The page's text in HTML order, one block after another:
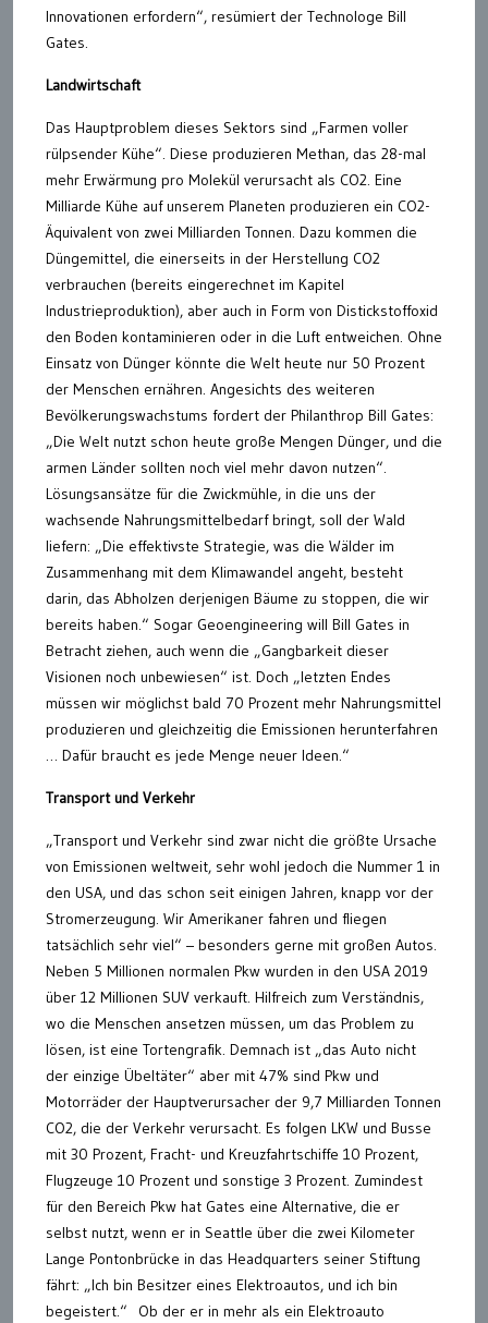
Innovationen erfordern“, resümiert der Technologe Bill
Gates.
Landwirtschaft
Das Hauptproblem dieses Sektors sind „Farmen voller
rülpsender Kühe“. Diese produzieren Methan, das 28-mal
mehr Erwärmung pro Molekül verursacht als CO2. Eine
Milliarde Kühe auf unserem Planeten produzieren ein CO2-
Äquivalent von zwei Milliarden Tonnen. Dazu kommen die
Düngemittel, die einerseits in der Herstellung CO2
verbrauchen (bereits eingerechnet im Kapitel
Industrieproduktion), aber auch in Form von Distickstoffoxid
den Boden kontaminieren oder in die Luft entweichen. Ohne
Einsatz von Dünger könnte die Welt heute nur 50 Prozent
der Menschen ernähren. Angesichts des weiteren
Bevölkerungswachstums fordert der Philanthrop Bill Gates:
„Die Welt nutzt schon heute große Mengen Dünger, und die
armen Länder sollten noch viel mehr davon nutzen“.
Lösungsansätze für die Zwickmühle, in die uns der
wachsende Nahrungsmittelbedarf bringt, soll der Wald
liefern: „Die effektivste Strategie, was die Wälder im
Zusammenhang mit dem Klimawandel angeht, besteht
darin, das Abholzen derjenigen Bäume zu stoppen, die wir
bereits haben.“ Sogar Geoengineering will Bill Gates in
Betracht ziehen, auch wenn die „Gangbarkeit dieser
Visionen noch unbewiesen“ ist. Doch „letzten Endes
müssen wir möglichst bald 70 Prozent mehr Nahrungsmittel
produzieren und gleichzeitig die Emissionen herunterfahren
… Dafür braucht es jede Menge neuer Ideen.“
Transport und Verkehr
„Transport und Verkehr sind zwar nicht die größte Ursache
von Emissionen weltweit, sehr wohl jedoch die Nummer 1 in
den USA, und das schon seit einigen Jahren, knapp vor der
Stromerzeugung. Wir Amerikaner fahren und fliegen
tatsächlich sehr viel“ – besonders gerne mit großen Autos.
Neben 5 Millionen normalen Pkw wurden in den USA 2019
über 12 Millionen SUV verkauft. Hilfreich zum Verständnis,
wo die Menschen ansetzen müssen, um das Problem zu
lösen, ist eine Tortengrafik. Demnach ist „das Auto nicht
der einzige Übeltäter“ aber mit 47% sind Pkw und
Motorräder der Hauptverursacher der 9,7 Milliarden Tonnen
CO2, die der Verkehr verursacht. Es folgen LKW und Busse
mit 30 Prozent, Fracht- und Kreuzfahrtschiffe 10 Prozent,
Flugzeuge 10 Prozent und sonstige 3 Prozent. Zumindest
für den Bereich Pkw hat Gates eine Alternative, die er
selbst nutzt, wenn er in Seattle über die zwei Kilometer
Lange Pontonbrücke in das Headquarters seiner Stiftung
fährt: „Ich bin Besitzer eines Elektroautos, und ich bin
begeistert.“ Ob der er in mehr als ein Elektroauto